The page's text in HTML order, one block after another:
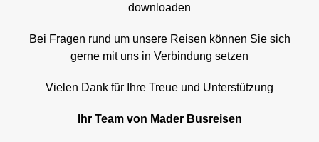
downloaden
Bei Fragen rund um unsere Reisen können Sie sich
gerne mit uns in Verbindung setzen
Vielen Dank für Ihre Treue und Unterstützung
Ihr Team von Mader Busreisen